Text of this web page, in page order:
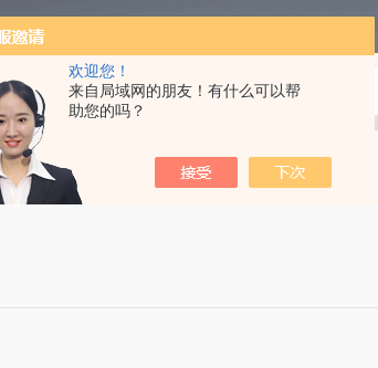
欢迎您！
来自局域网的朋友！有什么可以帮
助您的吗？
DHG-9140B（140升）电热恒温鼓风干燥箱，不